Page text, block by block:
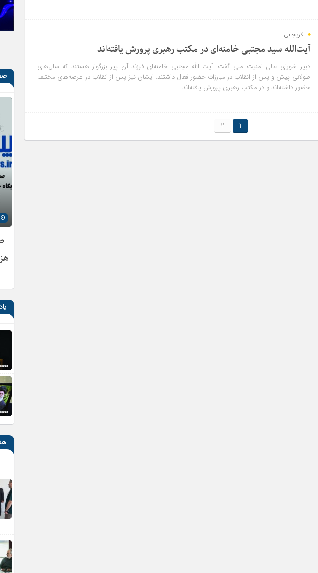
لاریجانی:
آیت‌الله سید مجتبی خامنه‌ای در مکتب رهبری پرورش یافته‌اند
دبیر شورای عالی امنیت ملی گفت: آیت الله مجتبی خامنه‌ای فرزند آن پیر بزرگوار هستند که سال‌های
طولانی پیش و پس از انقلاب در مبارزات حضور فعال داشتند. ایشان نیز پس از انقلاب در عرصه‌های مختلف
حضور داشته‌اند و در مکتب رهبری پرورش یافته‌اند.
1
2